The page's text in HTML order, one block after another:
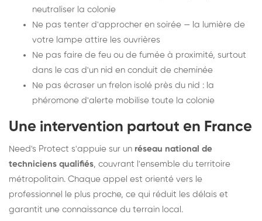
neutraliser la colonie
Ne pas tenter d'approcher en soirée — la lumière de
votre lampe attire les ouvrières
Ne pas faire de feu ou de fumée à proximité, surtout
dans le cas d'un nid en conduit de cheminée
Ne pas écraser un frelon isolé près du nid : la
phéromone d'alerte mobilise toute la colonie
Une intervention partout en France
Need's Protect s'appuie sur un réseau national de
techniciens qualifiés, couvrant l'ensemble du territoire
métropolitain. Chaque appel est orienté vers le
professionnel le plus proche, ce qui réduit les délais et
garantit une connaissance du terrain local.